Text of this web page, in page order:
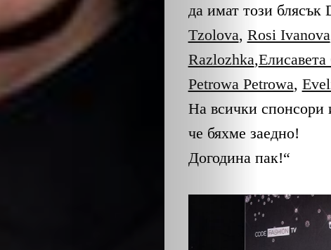
ЗА
НАС
ЛИДЕРИ
СЪБИТИЯ
БИЗНЕСЪТ
да имат този блясък
Tzolova, Rosi Ivanova
Razlozhka,
Petrowa Petrowa,
На всички спонсори
че бяхме заедно!
Догодина пак!“